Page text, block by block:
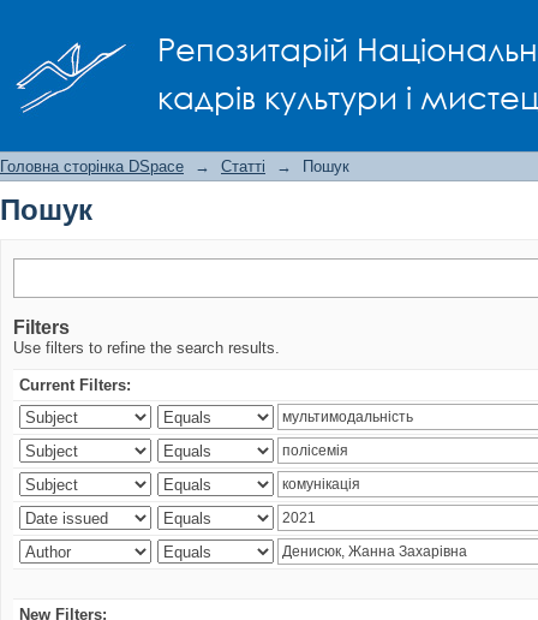
Репозитарій
кадрів культури і
Головна сторінка DSpace → Статті → Пошук
Пошук
Filters
Use filters to refine the search results.
Current Filters:
New Filters: